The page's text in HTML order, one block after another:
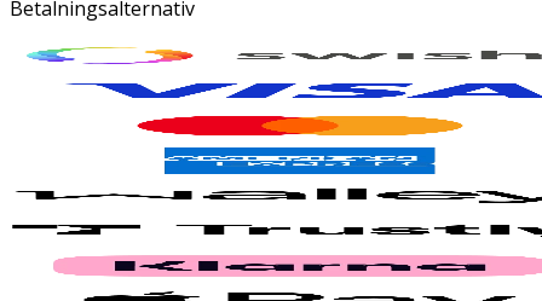
Betalningsalternativ